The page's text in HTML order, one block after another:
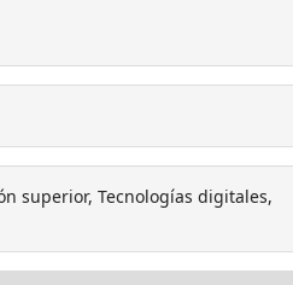
superior, Tecnologías digitales,